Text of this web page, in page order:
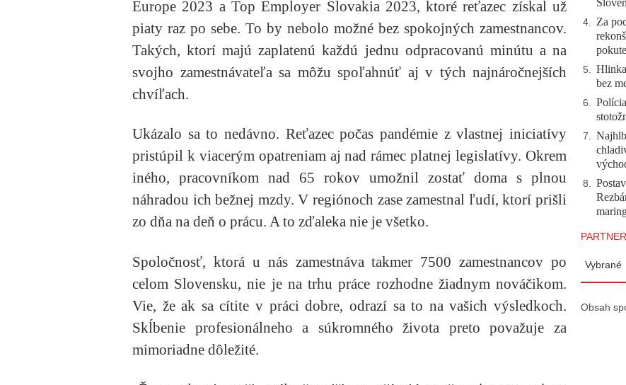
Europe 2023 a Top Employer Slovakia 2023, ktoré reťazec získal už
piaty raz po sebe. To by nebolo možné bez spokojných zamestnancov.
Takých, ktorí majú zaplatenú každú jednu odpracovanú minútu a na
svojho zamestnávateľa sa môžu spoľahnúť aj v tých najnáročnejších
chvíľach.
Ukázalo sa to nedávno. Reťazec počas pandémie z vlastnej iniciatívy
pristúpil k viacerým opatreniam aj nad rámec platnej legislatívy. Okrem
iného, pracovníkom nad 65 rokov umožnil zostať doma s plnou
náhradou ich bežnej mzdy. V regiónoch zase zamestnal ľudí, ktorí prišli
zo dňa na deň o prácu. A to zďaleka nie je všetko.
Spoločnosť, ktorá u nás zamestnáva takmer 7500 zamestnancov po
celom Slovensku, nie je na trhu práce rozhodne žiadnym nováčikom.
Vie, že ak sa cítite v práci dobre, odrazí sa to na vašich výsledkoch.
Skĺbenie profesionálneho a súkromného života preto považuje za
mimoriadne dôležité.
4. Za
pokute
5.
bez
6.
7.
8.
Vybrané
Obsah